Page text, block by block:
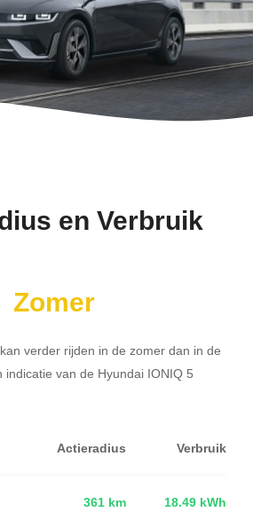
en Verbruik
Zomer
verder rijden in de zomer dan in de
indicatie van de Hyundai IONIQ 5
Actieradius Verbruik
361 km 18.49 kWh